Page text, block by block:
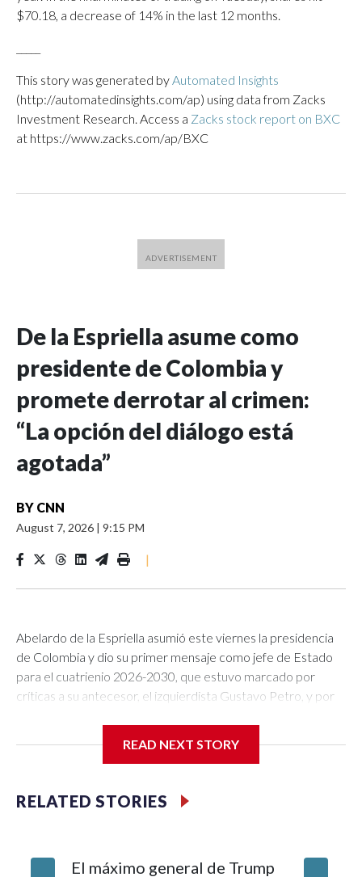
$70.18, a decrease of 14% in the last 12 months.
This story was generated byAutomated Insights
(http://automatedinsights.com/ap) using data from Zacks
Investment Research. Access a Zacks stock report on BXC
at https://www.zacks.com/ap/BXC
De la Espriella asume como
presidente de Colombia y
promete derrotar al crimen:
“La opción del diálogo está
agotada”
BY CNN
August 7, 2026 | 9:15 PM
|
Abelardo de la Espriella asumió este viernes la presidencia
de Colombia y dio su primer mensaje como jefe de Estado
para el cuatrienio 2026-2030, que estuvo marcado por
críticas a su antecesor, el izquierdista Gustavo Petro, y por
líder del movimiento Defensores de la Patria, llegó por la
esposa e hijos. En el recinto de Cali destinado para el acto
oficial, se tomó su tiempo para saludar a quienes lo
presidente del Congreso, el senador Honorio
READ NEXT STORY
RELATED STORIES
El máximo general de Trump